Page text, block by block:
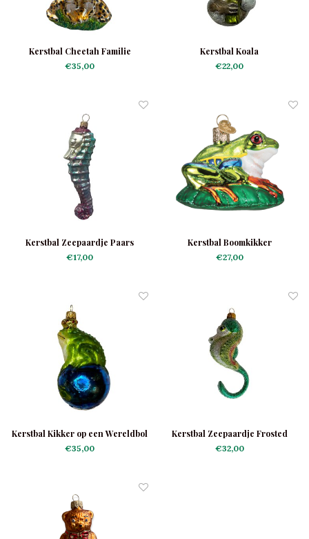
Kerstbal Cheetah Familie
€35,00
Kerstbal Koala
€22,00
Kerstbal Zeepaardje Paars
€17,00
Kerstbal Boomkikker
€27,00
Kerstbal Kikker op een Wereldbol
€35,00
Kerstbal Zeepaardje Frosted
€32,00